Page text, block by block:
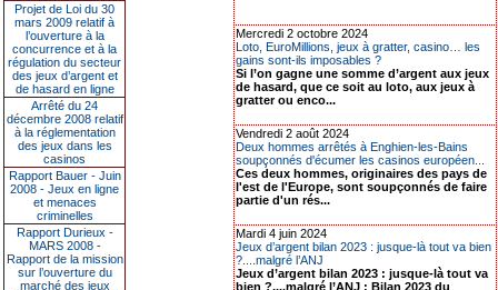
Projet de Loi du 30
mars 2009 relatif à
l’ouverture à la
concurrence et à la
régulation du secteur
des jeux d’argent et
de hasard en ligne
Arrêté du 24
décembre 2008 relatif
à la réglementation
des jeux dans les
casinos
Rapport Bauer - Juin
2008 - Jeux en ligne
et menaces
criminelles
Rapport Durieux -
MARS 2008 -
Rapport de la mission
sur l’ouverture du
marché des jeux
Mercredi 2 octobre 2024
Loto, EuroMillions, jeux à gratter, casino… les
gains sont-ils imposables ?
Si l’on gagne une somme d’argent aux jeux
de hasard, que ce soit au loto, aux jeux à
gratter ou enco...
Vendredi 2 août 2024
Deux hommes arrêtés à Enghien-les-Bains
soupçonnés d'écumer les casinos européen...
Ces deux hommes, originaires des pays de
l'est de l'Europe, sont soupçonnés de faire
partie d'un rés...
Mardi 4 juin 2024
Jeux d’argent bilan 2023 : jusque-là tout va bien
?....malgré l’ANJ
Jeux d’argent bilan 2023 : jusque-là tout va
bien ?....malgré l’ANJ : Bilan 2023 du